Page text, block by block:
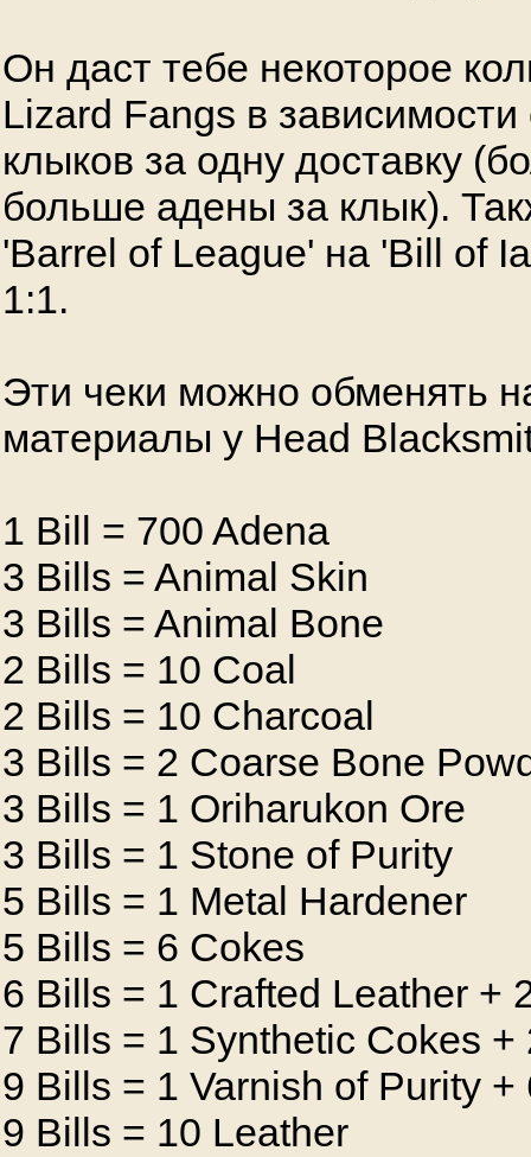
Он даст тебе некоторое
Lizard Fangs в зависимости
клыков за одну доставку
больше адены за клык).
'Barrel of League' на 'Bill of
1:1.
Эти чеки можно обменять
материалы у Head
1 Bill = 700 Adena
3 Bills = Animal Skin
3 Bills = Animal Bone
2 Bills = 10 Coal
2 Bills = 10 Charcoal
3 Bills = 2 Coarse Bone
3 Bills = 1 Oriharukon Ore
3 Bills = 1 Stone of Purity
5 Bills = 1 Metal Hardener
5 Bills = 6 Cokes
6 Bills = 1 Crafted Leather +
7 Bills = 1 Synthetic Cokes +
9 Bills = 1 Varnish of Purity +
9 Bills = 10 Leather